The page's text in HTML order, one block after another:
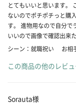
とてもいいと思います。
ないのでポチポチっと購
す。 進物用なので自分で
いいので画像で確認出来
シーン：就職祝い
お相
この商品の他のレビ
Sorauta様